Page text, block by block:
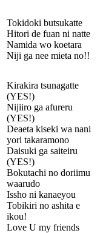
Tokidoki butsukatte
Hitori de fuan ni natte
Namida wo koetara
Niji ga nee mieta no!!
Kirakira tsunagatte
(YES!)
Nijiiro ga afureru
(YES!)
Deaeta kiseki wa nani
yori takaramono
Daisuki ga saiteiru
(YES!)
Bokutachi no doriimu
waarudo
Issho ni kanaeyou
Tobikiri no ashita e
ikou!
Love U my friends